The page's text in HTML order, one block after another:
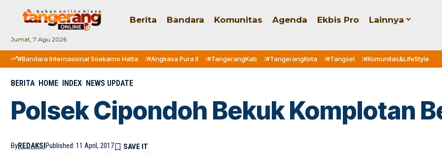
Jumat, 7 Agu 2026
Berita Bandara Komunitas Agenda Ekbis Pro Lainnya
#Bandara Internasional Soekarno Hatta #Angkasa Pura II #TangerangKab #TangerangKota #Tangsel #Komunitas&LifeStyle
BERITA HOME INDEX NEWS UPDATE
Polsek Cipondoh Bekuk Komplotan
ByREDAKSIPublished: 11 April, 2017